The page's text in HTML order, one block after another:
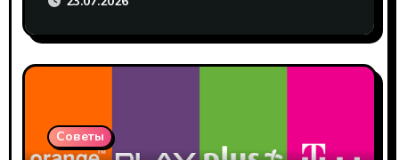
м
Советы